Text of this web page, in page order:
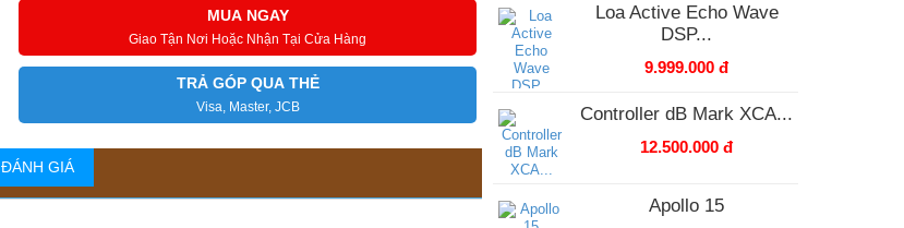
MUA NGAY
Giao Tận Nơi Hoặc Nhận Tại Cửa Hàng
TRẢ GÓP QUA THẺ
Visa, Master, JCB
ĐÁNH GIÁ
Loa Active Echo Wave
DSP...
9.999.000 đ
Controller dB Mark XCA...
12.500.000 đ
Apollo 15